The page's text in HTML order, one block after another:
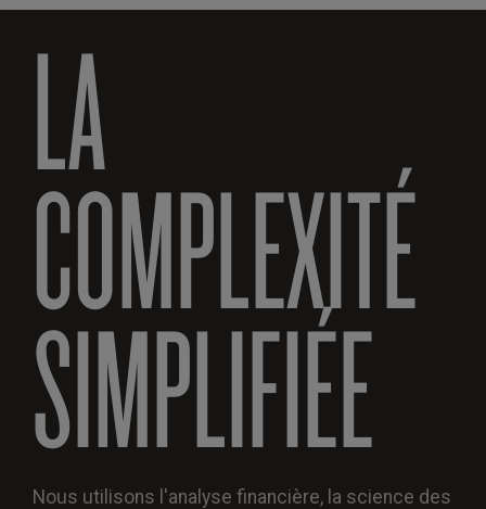
LA
COMPLEXITÉ
SIMPLIFIÉE
Nous utilisons l'analyse financière, la science des